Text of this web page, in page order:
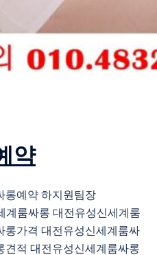
약
롱예약 하지원팀장
계룸싸롱 대전유성신세계룸
롱가격 대전유성신세계룸싸
견적 대전유성신세계룸싸롱